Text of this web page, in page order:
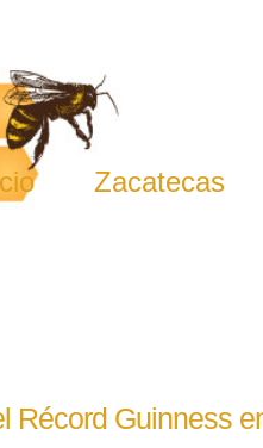
Zacatecas
Récord Guinness